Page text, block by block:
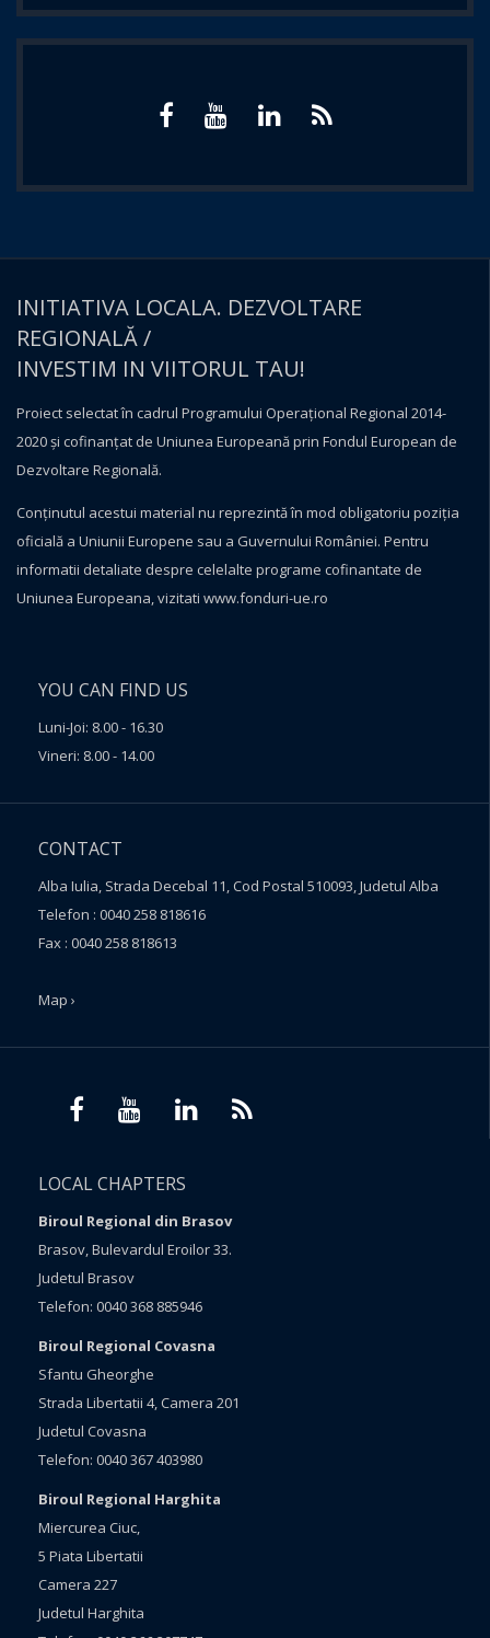
INITIATIVA LOCALA. DEZVOLTARE
REGIONALĂ /
INVESTIM IN VIITORUL TAU!
Proiect selectat în cadrul Programului Operațional Regional 2014-
2020 și cofinanțat de Uniunea Europeană prin Fondul European de
Dezvoltare Regională.
Conţinutul acestui material nu reprezintă în mod obligatoriu poziţia
oficială a Uniunii Europene sau a Guvernului României. Pentru
informatii detaliate despre celelalte programe cofinantate de
Uniunea Europeana, vizitati www.fonduri-ue.ro
YOU CAN FIND US
Luni-Joi: 8.00 - 16.30
Vineri: 8.00 - 14.00
CONTACT
Alba Iulia, Strada Decebal 11, Cod Postal 510093, Judetul Alba
Telefon : 0040 258 818616
Fax : 0040 258 818613
Map ›
LOCAL CHAPTERS
Biroul Regional din Brasov
Brasov, Bulevardul Eroilor 33.
Judetul Brasov
Telefon: 0040 368 885946
Biroul Regional Covasna
Sfantu Gheorghe
Strada Libertatii 4, Camera 201
Judetul Covasna
Telefon: 0040 367 403980
Biroul Regional Harghita
Miercurea Ciuc,
5 Piata Libertatii
Camera 227
Judetul Harghita